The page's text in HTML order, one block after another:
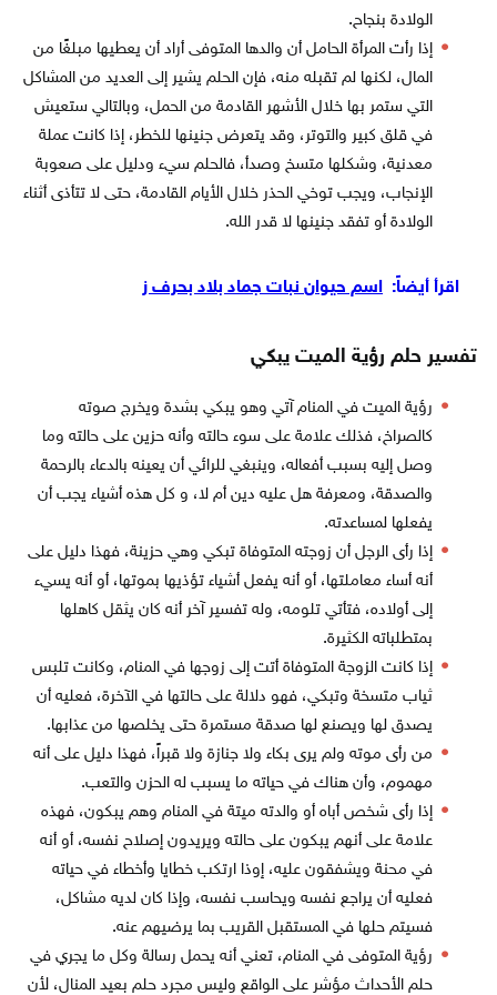
الولادة بنجاح.
إذا رأت المرأة الحامل أن والدها المتوفى أراد أن يعطيها مبلغًا من
المال، لكنها لم تقبله منه، فإن الحلم يشير إلى العديد من المشاكل
التي ستمر بها خلال الأشهر القادمة من الحمل، وبالتالي ستعيش
في قلق كبير والتوتر، وقد يتعرض جنينها للخطر، إذا كانت عملة
معدنية، وشكلها متسخ وصدأ، فالحلم سيء ودليل على صعوبة
الإنجاب، ويجب توخي الحذر خلال الأيام القادمة، حتى لا تتأذى أثناء
الولادة أو تفقد جنينها لا قدر الله.
اقرأ أيضاً: اسم حيوان نبات جماد بلاد بحرف ز
تفسير حلم رؤية الميت يبكي
رؤية الميت في المنام آتي وهو يبكي بشدة ويخرج صوته
كالصراخ، فذلك علامة على سوء حالته وأنه حزين على حالته وما
وصل إليه بسبب أفعاله، وينبغي للرائي أن يعينه بالدعاء بالرحمة
والصدقة، ومعرفة هل عليه دين أم لا، و كل هذه أشياء يجب أن
يفعلها لمساعدته.
إذا رأى الرجل أن زوجته المتوفاة تبكي وهي حزينة، فهذا دليل على
أنه أساء معاملتها، أو أنه يفعل أشياء تؤذيها بموتها، أو أنه يسيء
إلى أولاده، فتأتي تلومه، وله تفسير آخر أنه كان يثقل كاهلها
بمتطلباته الكثيرة.
إذا كانت الزوجة المتوفاة أتت إلى زوجها في المنام، وكانت تلبس
ثياب متسخة وتبكي، فهو دلالة على حالتها في الآخرة، فعليه أن
يصدق لها ويصنع لها صدقة مستمرة حتى يخلصها من عذابها.
من رأى موته ولم يرى بكاء ولا جنازة ولا قبراً، فهذا دليل على أنه
مهموم، وأن هناك في حياته ما يسبب له الحزن والتعب.
إذا رأى شخص أباه أو والدته ميتة في المنام وهم يبكون، فهذه
علامة على أنهم يبكون على حالته ويريدون إصلاح نفسه، أو أنه
في محنة ويشفقون عليه، إوذا ارتكب خطايا وأخطاء في حياته
فعليه أن يراجع نفسه ويحاسب نفسه، وإذا كان لديه مشاكل،
فسيتم حلها في المستقبل القريب بما يرضيهم عنه.
رؤية المتوفى في المنام، تعني أنه يحمل رسالة وكل ما يجري في
حلم الأحداث مؤشر على الواقع وليس مجرد حلم بعيد المنال، لأن